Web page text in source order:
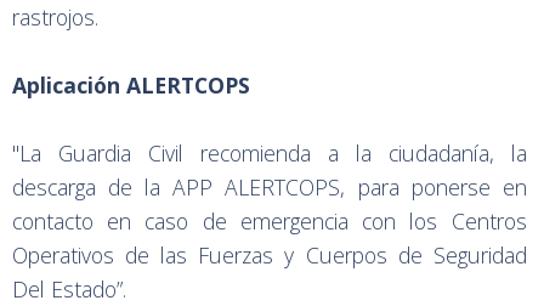
rastrojos.
Aplicación ALERTCOPS
"La Guardia Civil recomienda a la ciudadanía, la
descarga de la APP ALERTCOPS, para ponerse en
contacto en caso de emergencia con los Centros
Operativos de las Fuerzas y Cuerpos de Seguridad
Del Estado”.